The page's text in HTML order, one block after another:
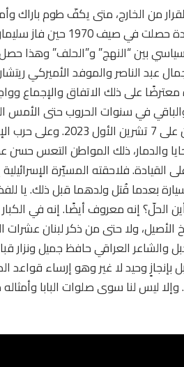
من الخارج، متى يكفّ طوم
الرؤساء من الخارج. المرة
بين “النهج” و”الحلف” وهذا
عبد الناصر والموفد الأميركي
على ذلك الاتفاق والإجماع
في سنوات الحروب حتى الأمس
يا للفظاعة! منذ أيام مرّت
والدمار، ذلك المواطن التعس
القيادة. فلاحقته المسيّرة
بعدما قُتل ولدهما قبل ذلك. يا
الحلّ؟ إنه معروف أيضًا. إنه في
الأصيل، ولا حتى من ذكر لبنان
العراقي حافظ جميل ونزار
وحيد لا غير وهو إرساء قواعد
ليس لنا سوى صلوات البابا